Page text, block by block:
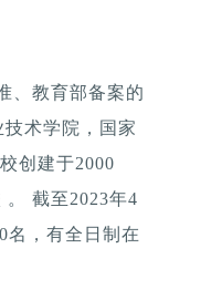
、教育部备案的
术学院，国家
创建于2000
截至2023年4
名，有全日制在